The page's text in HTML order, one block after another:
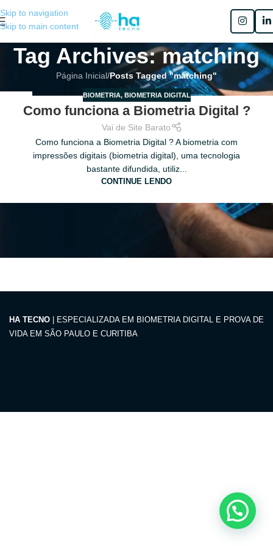
Skip to navigation
Skip to main content
Tag Archives: matching
Página Inicial/Posts Tagged "matching"
BIOMETRIA, BIOMETRIA DIGITAL
Como funciona a Biometria Digital ?
Vai de Site Barato
Como funciona a Biometria Digital ? A biometria com
impressões digitais (biometria digital), uma tecnologia
bastante difundida, utiliz...
CONTINUE LENDO
HA TECNO | ESPECIALIZADA EM BIOMETRIA DIGITAL E PROVA DE
VIDA EM SÃO PAULO E CURITIBA